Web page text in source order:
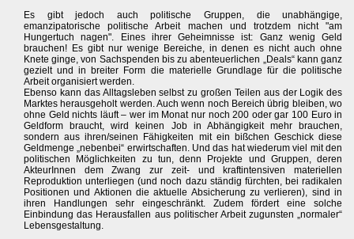
Es gibt jedoch auch politische Gruppen, die unabhängige,
emanzipatorische politische Arbeit machen und trotzdem nicht "am
Hungertuch nagen". Eines ihrer Geheimnisse ist: Ganz wenig Geld
brauchen! Es gibt nur wenige Bereiche, in denen es nicht auch ohne
Knete ginge, von Sachspenden bis zu abenteuerlichen „Deals“ kann ganz
gezielt und in breiter Form die materielle Grundlage für die politische
Arbeit organisiert werden.
Ebenso kann das Alltagsleben selbst zu großen Teilen aus der Logik des
Marktes herausgeholt werden. Auch wenn noch Bereich übrig bleiben, wo
ohne Geld nichts läuft – wer im Monat nur noch 200 oder gar 100 Euro in
Geldform braucht, wird keinen Job in Abhängigkeit mehr brauchen,
sondern aus ihren/seinen Fähigkeiten mit ein bißchen Geschick diese
Geldmenge „nebenbei“ erwirtschaften. Und das hat wiederum viel mit den
politischen Möglichkeiten zu tun, denn Projekte und Gruppen, deren
AkteurInnen dem Zwang zur zeit- und kraftintensiven materiellen
Reproduktion unterliegen (und noch dazu ständig fürchten, bei radikalen
Positionen und Aktionen die aktuelle Absicherung zu verlieren), sind in
ihren Handlungen sehr eingeschränkt. Zudem fördert eine solche
Einbindung das Herausfallen aus politischer Arbeit zugunsten „normaler“
Lebensgestaltung.